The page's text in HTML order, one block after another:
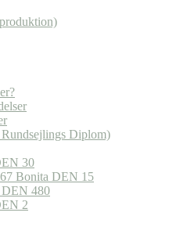
Diplom)
30
Bonita DEN 15
480
2